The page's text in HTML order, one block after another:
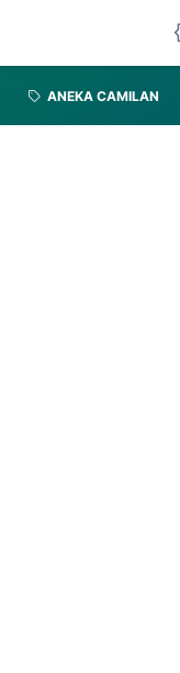
ANEKA CAMILAN